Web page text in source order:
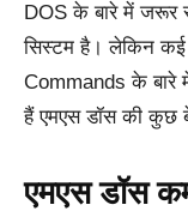
DOS के बारे में जरूर
सिस्टम है। लेकिन कई
Commands के बारे
हैं एमएस डॉस की कुछ
एमएस डॉस